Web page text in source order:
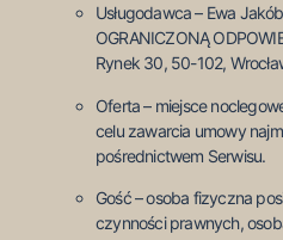
Usługodawca – Ewa
OGRANICZONĄ
Rynek 30, 50-102,
Oferta – miejsce
celu zawarcia umowy
pośrednictwem Serwisu.
Gość – osoba fizyczna
czynności prawnych,